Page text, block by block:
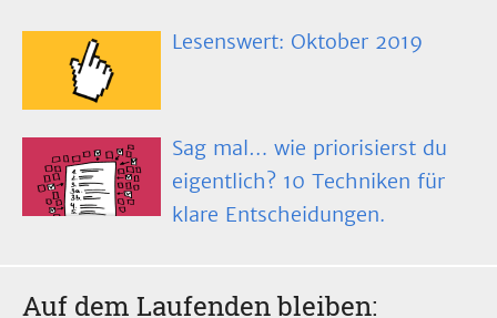
Lesenswert: Oktober 2019
Sag mal… wie priorisierst du
eigentlich? 10 Techniken für
klare Entscheidungen.
Auf dem Laufenden bleiben: